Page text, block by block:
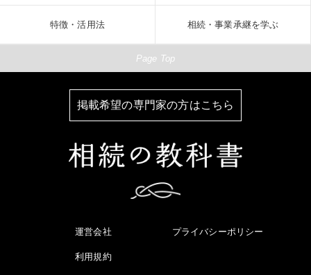
特徴・活用法 相続・事業承継を学ぶ
Page Top
掲載希望の専門家の方はこちら
運営会社 プライバシーポリシー
利用規約